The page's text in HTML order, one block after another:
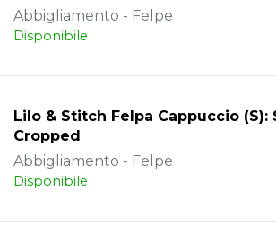
Abbigliamento - Felpe
Disponibile
Lilo & Stitch Felpa Cappuccio (S):
Cropped
Abbigliamento - Felpe
Disponibile